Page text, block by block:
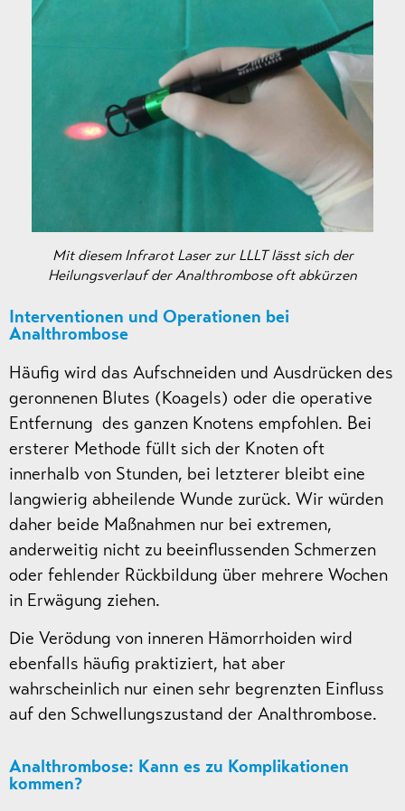
Mit diesem Infrarot Laser zur LLLT lässt sich der
Heilungsverlauf der Analthrombose oft abkürzen
Interventionen und Operationen bei
Analthrombose
Häufig wird das Aufschneiden und Ausdrücken des
geronnenen Blutes (Koagels) oder die operative
Entfernung des ganzen Knotens empfohlen. Bei
ersterer Methode füllt sich der Knoten oft
innerhalb von Stunden, bei letzterer bleibt eine
langwierig abheilende Wunde zurück. Wir würden
daher beide Maßnahmen nur bei extremen,
anderweitig nicht zu beeinflussenden Schmerzen
oder fehlender Rückbildung über mehrere Wochen
in Erwägung ziehen.
Die Verödung von inneren Hämorrhoiden wird
ebenfalls häufig praktiziert, hat aber
wahrscheinlich nur einen sehr begrenzten Einfluss
auf den Schwellungszustand der Analthrombose.
Analthrombose: Kann es zu Komplikationen
kommen?